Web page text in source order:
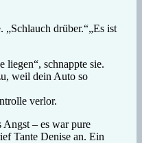
„Schlauch drüber.“„Es ist
liegen“, schnappte sie.
weil dein Auto so
verlor.
Angst – es war pure
Tante Denise an. Ein